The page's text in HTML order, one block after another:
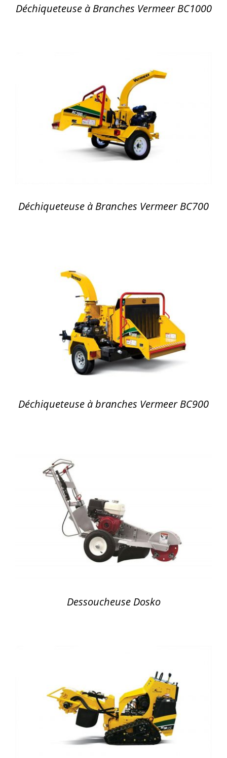
Déchiqueteuse à Branches Vermeer BC1000
DÉTAILS
Déchiqueteuse à Branches Vermeer BC700
DÉTAILS
Déchiqueteuse à branches Vermeer BC900
DÉTAILS
Dessoucheuse Dosko
DÉTAILS